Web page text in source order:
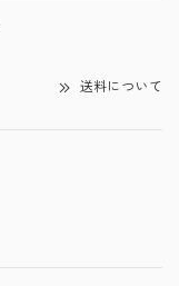
送料について